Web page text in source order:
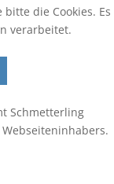
die Cookies. Es
verarbeitet.
Schmetterling